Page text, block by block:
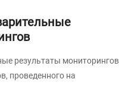
результаты мониторингов
проведенного на